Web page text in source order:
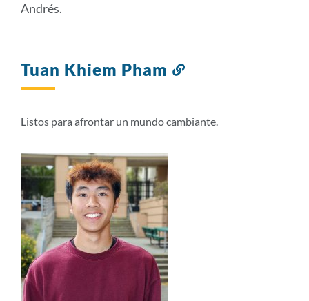
Andrés.
Tuan Khiem Pham
sección
Listos para afrontar un mundo cambiante.